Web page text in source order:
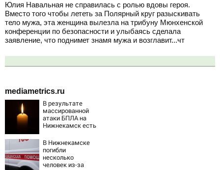
Юлия Навальная не справилась с ролью вдовы героя.
Вместо того чтобы лететь за Полярный круг разыскивать
тело мужа, эта женщина вылезла на трибуну Мюнхенской
конференции по безопасности и улыбаясь сделала
заявление, что поднимет знамя мужа и возглавит...чт
mediametrics.ru
В результате
массированной
атаки БПЛА на
Нижнекамск есть
В Нижнекамске
погибли
несколько
человек из-за